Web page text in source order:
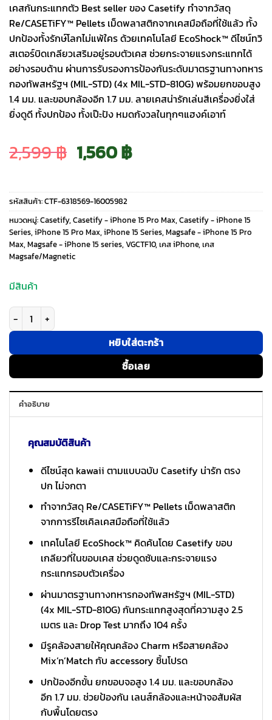
เคสกันกระแทกตัว Best seller ของ Casetify ทำจากวัสดุ
Re/CASETiFY™ Pellets เม็ดพลาสติกจากเคสมือถือที่ใช้แล้ว ทั้ง
ปกป้องทั้งรักษ์โลกไม่แพ้ใคร ด้วยเทคโนโลยี EcoShock™ ดีไซน์ทวิ
สเตอร์บิดเกลียวเสริมอยู่รอบตัวเคส ช่วยกระจายแรงกระแทกได้
อย่างรอบด้าน ผ่านการรับรองการป้องกันระดับมาตรฐานทางทหาร
กองทัพสหรัฐฯ (MIL-STD) (4x MIL-STD-810G) พร้อมยกขอบสูง
1.4 มม. และขอบกล้องอีก 1.7 มม. ลายเคสน่ารักเล่นสีเครื่องยิ่งใส่
ยิ่งดูดี ทั้งปกป้อง ทั้งเป๊ะปัง หมดกังวลในทุกๆแฮงค์เอาท์
2,599฿ Original
price
was:
2,599 ฿.
1,560฿Current
price
is:
1,560 ฿.
รหัสสินค้า:CTF-6318569-16005982
หมวดหมู่:Casetify, Casetify - iPhone 15 Pro Max, Casetify - iPhone 15
Series, iPhone 15 Pro Max, iPhone 15 Series, Magsafe - iPhone 15 Pro
Max, Magsafe - iPhone 15 series, VGCTF10, เคส iPhone, เคส
Magsafe/Magnetic
มีสินค้า
จำนวน Casetify รุ่น Impact Case with MagSafe - เคส iPhone 15 Pro
หยิบใส่ตะกร้า
ซื้อเลย
คำอธิบาย
คุณสมบัติสินค้า
ดีไซน์สุด kawaii ตามแบบฉบับ Casetify น่ารัก ตรง
ปก ไม่จกตา
ทำจากวัสดุ Re/CASETiFY™ Pellets เม็ดพลาสติก
จากการรีไซเคิลเคสมือถือที่ใช้แล้ว
เทคโนโลยี EcoShock™ คิดค้นโดย Casetify ขอบ
เกลียวที่ในขอบเคส ช่วยดูดซับและกระจายแรง
กระแทกรอบตัวเครื่อง
ผ่านมาตรฐานทางทหารกองทัพสหรัฐฯ (MIL-STD)
(4x MIL-STD-810G) กันกระแทกสูงสุดที่ความสูง 2.5
เมตร และ Drop Test มากถึง 104 ครั้ง
มีรูคล้องสายให้คุณคล้อง Charm หรือสายคล้อง
Mix’n’Match กับ accessory ชิ้นโปรด
ปกป้องอีกขั้น ยกขอบจอสูง 1.4 มม. และขอบกล้อง
อีก 1.7 มม. ช่วยป้องกัน เลนส์กล้องและหน้าจอสัมผัส
กับพื้นโดยตรง